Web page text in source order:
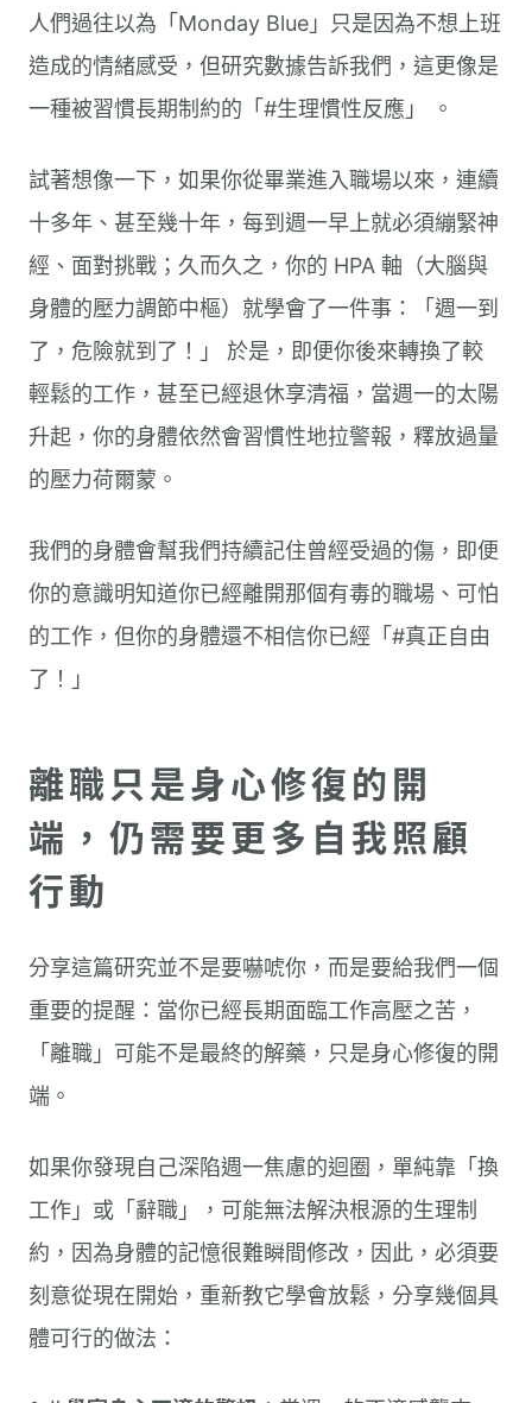
人們過往以為「Monday Blue」只是因為不想上班
造成的情緒感受，但研究數據告訴我們，這更像是
一種被習慣長期制約的「#生理慣性反應」 。
試著想像一下，如果你從畢業進入職場以來，連續
十多年、甚至幾十年，每到週一早上就必須繃緊神
經、面對挑戰；久而久之，你的 HPA 軸（大腦與
身體的壓力調節中樞）就學會了一件事：「週一到
了，危險就到了！」 於是，即便你後來轉換了較
輕鬆的工作，甚至已經退休享清福，當週一的太陽
升起，你的身體依然會習慣性地拉警報，釋放過量
的壓力荷爾蒙。
我們的身體會幫我們持續記住曾經受過的傷，即便
你的意識明知道你已經離開那個有毒的職場、可怕
的工作，但你的身體還不相信你已經「#真正自由
了！」
離職只是身心修復的開
端，仍需要更多自我照顧
行動
分享這篇研究並不是要嚇唬你，而是要給我們一個
重要的提醒：當你已經長期面臨工作高壓之苦，
「離職」可能不是最終的解藥，只是身心修復的開
端。
如果你發現自己深陷週一焦慮的迴圈，單純靠「換
工作」或「辭職」，可能無法解決根源的生理制
約，因為身體的記憶很難瞬間修改，因此，必須要
刻意從現在開始，重新教它學會放鬆，分享幾個具
體可行的做法：